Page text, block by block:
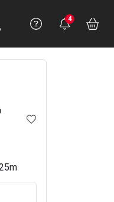
Precisa
Ver Recursos
Você
4
ADICIONAR AOS
e email